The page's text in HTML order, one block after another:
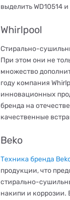
выделить WD10514 и
Whirlpool
Стирально-
При этом они не
множество
году компания
инновационных
бренда на
качественные
Beko
Техника бренда
продукции, что
стирально-
накипи и коррозии.